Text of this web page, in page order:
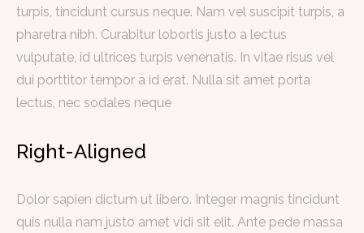
turpis, tincidunt cursus neque. Nam vel suscipit turpis, a
pharetra nibh. Curabitur lobortis justo a lectus
vulputate, id ultrices turpis venenatis. In vitae risus vel
dui porttitor tempor a id erat. Nulla sit amet porta
lectus, nec sodales neque
Right-Aligned
Dolor sapien dictum ut libero. Integer magnis tincidunt
quis nulla nam justo amet vidi sit elit. Ante pede massa